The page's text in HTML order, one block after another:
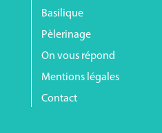
Basilique
Pèlerinage
On vous répond
Mentions légales
Contact